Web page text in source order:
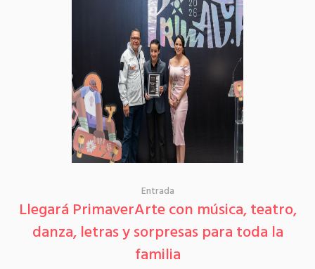
Entrada
Llegará PrimaverArte con música, teatro,
danza, letras y sorpresas para toda la
familia